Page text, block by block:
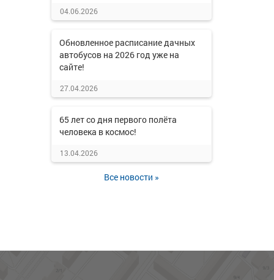
04.06.2026
Обновленное расписание дачных
автобусов на 2026 год уже на
сайте!
27.04.2026
65 лет со дня первого полёта
человека в космос!
13.04.2026
Все новости »